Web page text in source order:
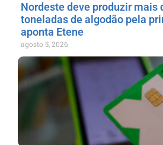
Nordeste deve produzir mais
toneladas de algodão pela
aponta Etene
agosto 5, 2026